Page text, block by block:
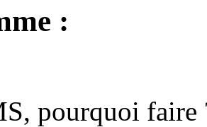
:
pourquoi faire